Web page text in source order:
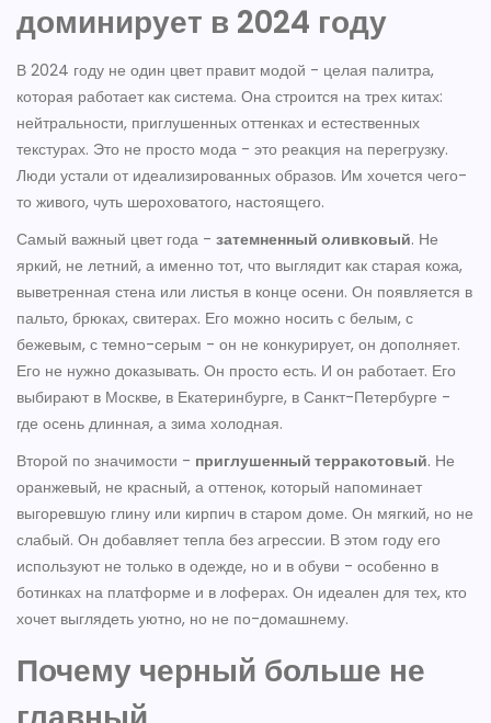
доминирует в 2024 году
В 2024 году не один цвет правит модой - целая палитра,
которая работает как система. Она строится на трех китах:
нейтральности, приглушенных оттенках и естественных
текстурах. Это не просто мода - это реакция на перегрузку.
Люди устали от идеализированных образов. Им хочется чего-
то живого, чуть шероховатого, настоящего.
Самый важный цвет года - затемненный оливковый. Не
яркий, не летний, а именно тот, что выглядит как старая кожа,
выветренная стена или листья в конце осени. Он появляется в
пальто, брюках, свитерах. Его можно носить с белым, с
бежевым, с темно-серым - он не конкурирует, он дополняет.
Его не нужно доказывать. Он просто есть. И он работает. Его
выбирают в Москве, в Екатеринбурге, в Санкт-Петербурге -
где осень длинная, а зима холодная.
Второй по значимости - приглушенный терракотовый. Не
оранжевый, не красный, а оттенок, который напоминает
выгоревшую глину или кирпич в старом доме. Он мягкий, но не
слабый. Он добавляет тепла без агрессии. В этом году его
используют не только в одежде, но и в обуви - особенно в
ботинках на платформе и в лоферах. Он идеален для тех, кто
хочет выглядеть уютно, но не по-домашнему.
Почему черный больше не